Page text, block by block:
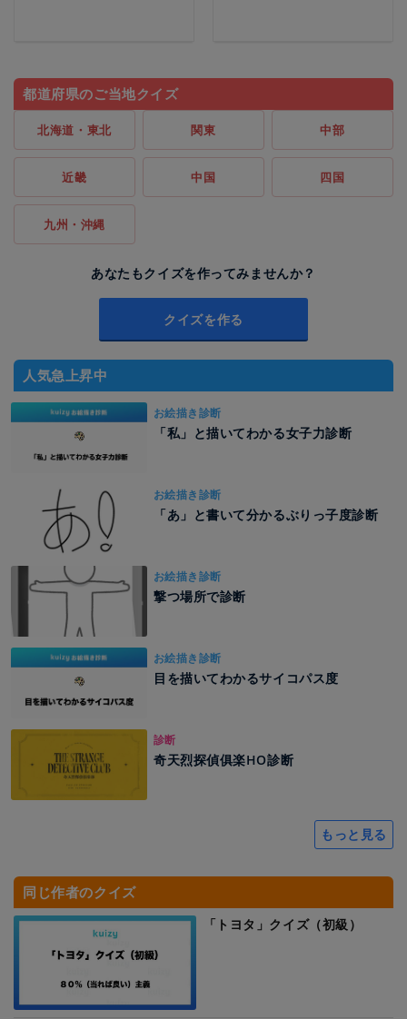
都道府県のご当地クイズ
北海道・東北 関東 中部
近畿 中国 四国
九州・沖縄
あなたもクイズを作ってみませんか？
クイズを作る
人気急上昇中
お絵描き診断
「私」と描いてわかる女子力診断
お絵描き診断
「あ」と書いて分かるぶりっ子度診断
お絵描き診断
撃つ場所で診断
お絵描き診断
目を描いてわかるサイコパス度
診断
奇天烈探偵俱楽HO診断
もっと見る
同じ作者のクイズ
「トヨタ」クイズ（初級）